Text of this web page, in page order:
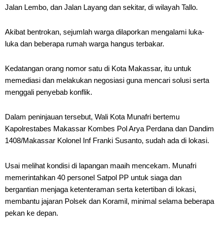
Jalan Lembo, dan Jalan Layang dan sekitar, di wilayah Tallo.
Akibat bentrokan, sejumlah warga dilaporkan mengalami luka-
luka dan beberapa rumah warga hangus terbakar.
Kedatangan orang nomor satu di Kota Makassar, itu untuk
memediasi dan melakukan negosiasi guna mencari solusi serta
menggali penyebab konflik.
Dalam peninjauan tersebut, Wali Kota Munafri bertemu
Kapolrestabes Makassar Kombes Pol Arya Perdana dan Dandim
1408/Makassar Kolonel Inf Franki Susanto, sudah ada di lokasi.
Usai melihat kondisi di lapangan maaih mencekam. Munafri
memerintahkan 40 personel Satpol PP untuk siaga dan
bergantian menjaga ketenteraman serta ketertiban di lokasi,
membantu jajaran Polsek dan Koramil, minimal selama beberapa
pekan ke depan.